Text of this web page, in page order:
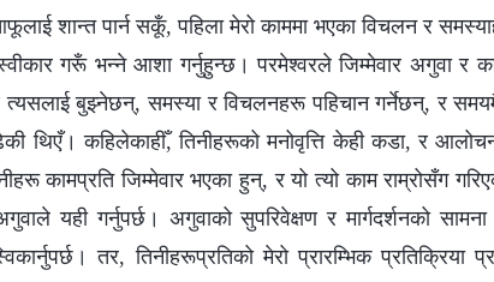
शान्त पार्न सकूँ, पहिला मेरो काममा भएका विचलन र
स्वीकार गरूँ भन्ने आशा गर्नुहुन्छ। परमेश्‍वरले जिम्मेवार अगुवा र
बुझ्नेछन्, समस्या र विचलनहरू पहिचान गर्नेछन्, र समयमै
थिएँ। कहिलेकाहीँ, तिनीहरूको मनोवृत्ति केही कडा, र
कामप्रति जिम्मेवार भएका हुन्, र यो त्यो काम राम्रोसँग
यही गर्नुपर्छ। अगुवाको सुपरिवेक्षण र मार्गदर्शनको
तर, तिनीहरूप्रतिको मेरो प्रारम्भिक प्रतिक्रिया